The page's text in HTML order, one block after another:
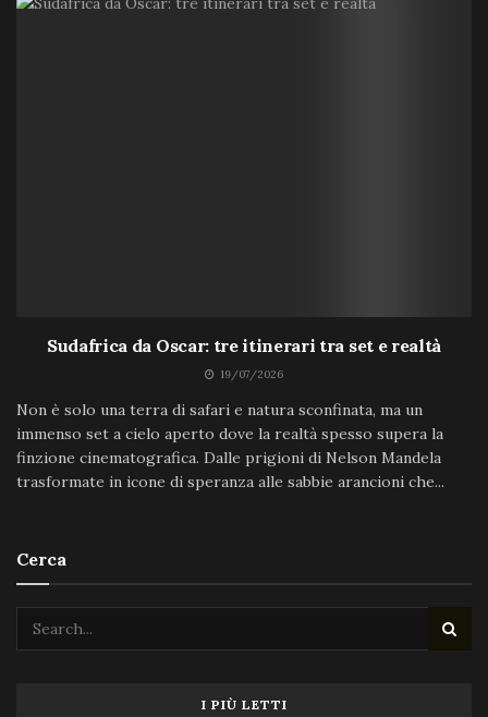
Sudafrica da Oscar: tre itinerari tra set e realtà
19/07/2026
Non è solo una terra di safari e natura sconfinata, ma un
immenso set a cielo aperto dove la realtà spesso supera la
finzione cinematografica. Dalle prigioni di Nelson Mandela
trasformate in icone di speranza alle sabbie arancioni che...
Cerca
I PIÙ LETTI